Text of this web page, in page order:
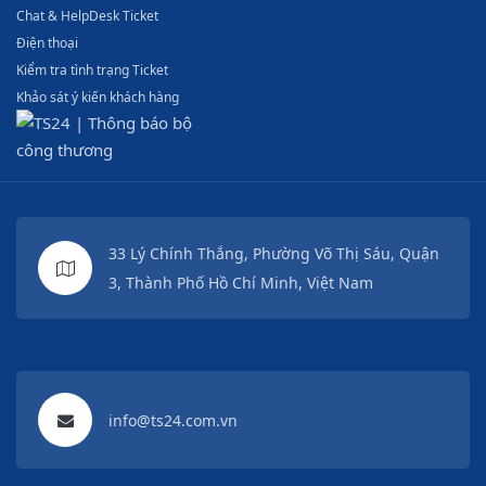
Chat & HelpDesk Ticket
Điện thoại
Kiểm tra tình trạng Ticket
Khảo sát ý kiến khách hàng
33 Lý Chính Thắng, Phường Võ Thị Sáu, Quận
3, Thành Phố Hồ Chí Minh, Việt Nam
info@ts24.com.vn